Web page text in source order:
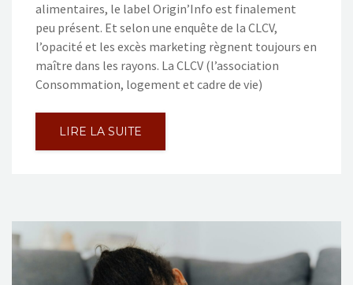
alimentaires, le label Origin’Info est finalement
peu présent. Et selon une enquête de la CLCV,
l’opacité et les excès marketing règnent toujours en
maître dans les rayons. La CLCV (l’association
Consommation, logement et cadre de vie)
LIRE LA SUITE